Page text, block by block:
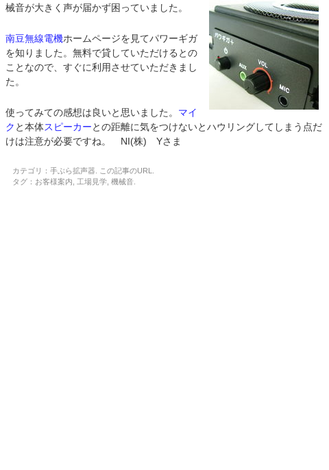
械音が大きく声が届かず困っていました。
南豆無線電機ホームページを見てパワーギガ
を知りました。無料で貸していただけるとの
ことなので、すぐに利用させていただきまし
た。
使ってみての感想は良いと思いました。 マイ
ク と本体スピーカーとの距離に気をつけないとハウリングしてしまう点だ
けは注意が必要ですね。 NI(株) Yさま
カテゴリ：手ぶら拡声器 . この記事のURL
タグ： お客様案内 工場見学 ,機械音